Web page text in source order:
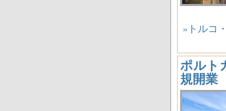
»トルコ
ポルト
規開業